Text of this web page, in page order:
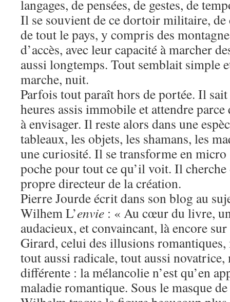
langages, de pensées, de gestes, de
Il se souvient de ce dortoir militaire, de
de tout le pays, y compris des
d’accès, avec leur capacité à marcher
aussi longtemps. Tout semblait simple
marche, nuit.
Parfois tout paraît hors de portée. Il sait
heures assis immobile et attendre parce
à envisager. Il reste alors dans une
tableaux, les objets, les shamans, les
une curiosité. Il se transforme en
poche pour tout ce qu’il voit. Il cherche
propre directeur de la création.
Pierre Jourde écrit dans son blog au
Wilhem L’envie : « Au cœur du livre,
audacieux, et convaincant, là encore
Girard, celui des illusions romantiques,
tout aussi radicale, tout aussi
différente : la mélancolie n’est qu’en
maladie romantique. Sous le masque